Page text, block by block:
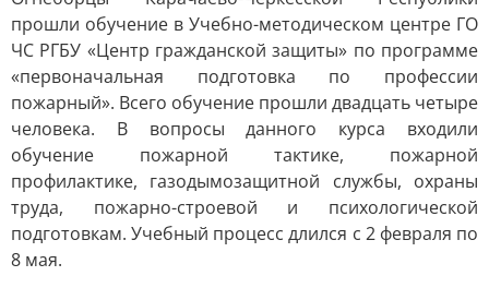
прошли обучение в Учебно-методическом центре ГО
ЧС РГБУ «Центр гражданской защиты» по программе
«первоначальная подготовка по профессии
пожарный». Всего обучение прошли двадцать четыре
человека. В вопросы данного курса входили
обучение пожарной тактике, пожарной
профилактике, газодымозащитной службы, охраны
труда, пожарно-строевой и психологической
подготовкам. Учебный процесс длился с 2 февраля по
8 мая.